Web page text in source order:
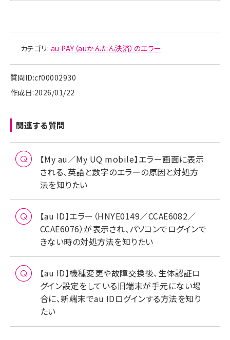
カテゴリ: au PAY（auかんたん決済）のエラー
質問ID:cf00002930
作成日:2026/01/22
関連する質問
【My au／My UQ mobile】エラー画面に表示
される、英語と数字のエラーの原因と対処方
法を知りたい
【au ID】エラー（HNYE0149／CCAE6082／
CCAE6076）が表示され、パソコンでログインで
きない時の対処方法を知りたい
【au ID】機種変更や故障交換後、生体認証ロ
グイン設定をしている旧端末が手元にない場
合に、新端末でau IDログインする方法を知り
たい